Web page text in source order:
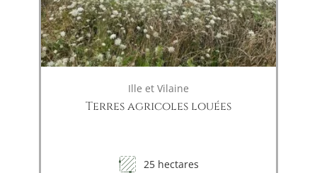
Ille et Vilaine
Terres agricoles louées
25 hectares